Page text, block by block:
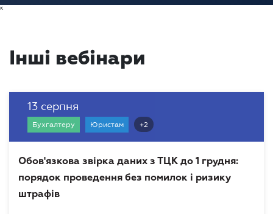
к
Інші вебінари
13 серпня
Бухгалтеру Юристам +2
Обов'язкова звірка даних з ТЦК до 1 грудня:
порядок проведення без помилок і ризику
штрафів